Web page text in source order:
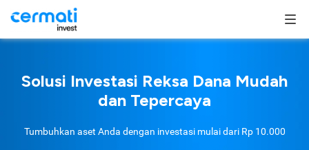
Solusi Investasi Reksa Dana Mudah
dan Tepercaya
Tumbuhkan aset Anda dengan investasi mulai dari Rp 10.000